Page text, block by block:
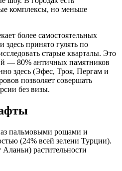
комплексы, но меньше
более самостоятельных
здесь принято гулять по
старые кварталы. Это
— 80% античных памятников
здесь (Эфес, Троя, Пергам и
позволяет совершать
без визы.
пальмовыми рощами и
(24% всей зелени Турции).
растительности